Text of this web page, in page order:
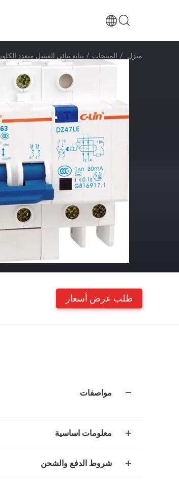
منزل / المنتجات / تتابع ثنائي الفينيل متعدد الكلور
طلب عرض أسعار
مواصفات
معلومات اساسية
شروط الدفع والشحن